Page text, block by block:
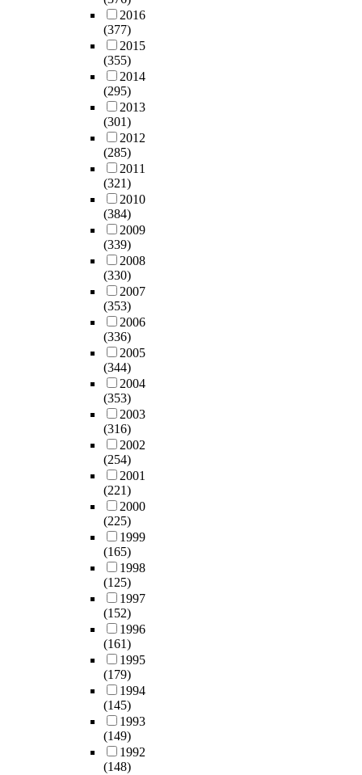
2016
(377)
2015
(355)
2014
(295)
2013
(301)
2012
(285)
2011
(321)
2010
(384)
2009
(339)
2008
(330)
2007
(353)
2006
(336)
2005
(344)
2004
(353)
2003
(316)
2002
(254)
2001
(221)
2000
(225)
1999
(165)
1998
(125)
1997
(152)
1996
(161)
1995
(179)
1994
(145)
1993
(149)
1992
(148)